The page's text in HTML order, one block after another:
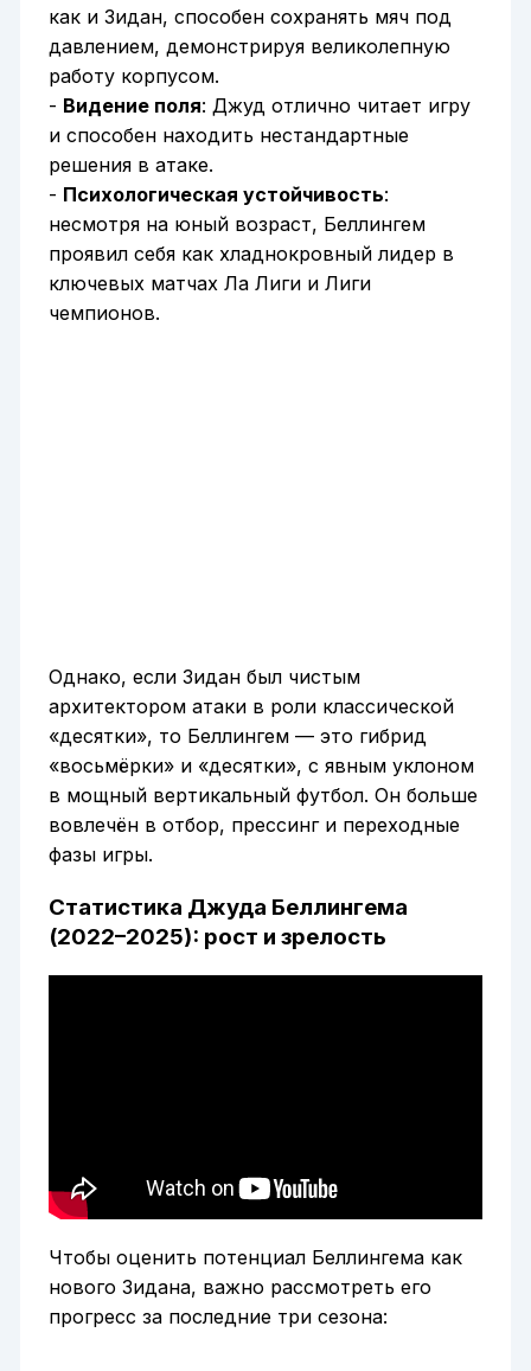
как и Зидан, способен сохранять мяч под
давлением, демонстрируя великолепную
работу корпусом.
- Видение поля: Джуд отлично читает игру
и способен находить нестандартные
решения в атаке.
- Психологическая устойчивость:
несмотря на юный возраст, Беллингем
проявил себя как хладнокровный лидер в
ключевых матчах Ла Лиги и Лиги
чемпионов.
Однако, если Зидан был чистым
архитектором атаки в роли классической
«десятки», то Беллингем — это гибрид
«восьмёрки» и «десятки», с явным уклоном
в мощный вертикальный футбол. Он больше
вовлечён в отбор, прессинг и переходные
фазы игры.
Статистика Джуда Беллингема
(2022–2025): рост и зрелость
Чтобы оценить потенциал Беллингема как
нового Зидана, важно рассмотреть его
прогресс за последние три сезона: